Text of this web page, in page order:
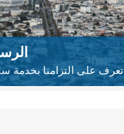
تعرف على التزامنا بخدمة